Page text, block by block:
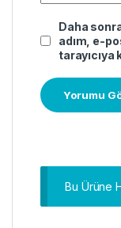
Daha
adım, e-
tarayıcıya
Bu Ürüne